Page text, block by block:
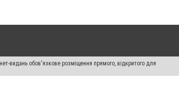
видань обов'язкове розміщення прямого, відкритого для